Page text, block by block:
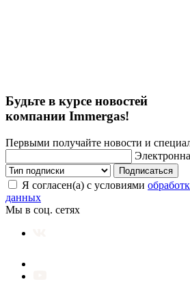
Будьте в курсе новостей
компании Immergas!
Первыми получайте новости и
Подписаться
Я согласен(а) с условиями
данных
Мы в соц. сетях